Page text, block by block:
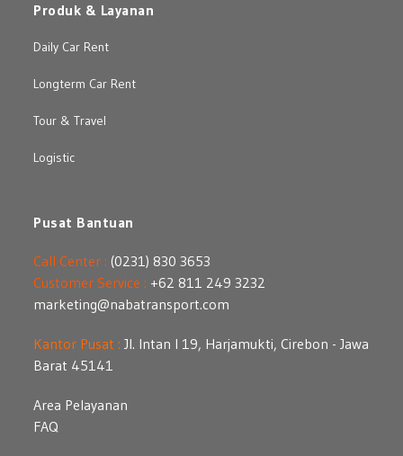
Produk & Layanan
Daily Car Rent
Longterm Car Rent
Tour & Travel
Logistic
Pusat Bantuan
Call Center : (0231) 830 3653
Customer Service : +62 811 249 3232
marketing@nabatransport.com
Kantor Pusat : Jl. Intan I 19, Harjamukti, Cirebon - Jawa
Barat 45141
Area Pelayanan
FAQ